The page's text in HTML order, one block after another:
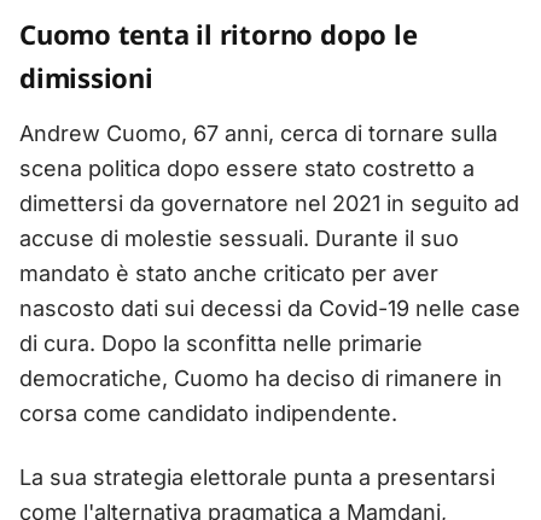
Cuomo tenta il ritorno dopo le
dimissioni
Andrew Cuomo, 67 anni, cerca di tornare sulla
scena politica dopo essere stato costretto a
dimettersi da governatore nel 2021 in seguito ad
accuse di molestie sessuali. Durante il suo
mandato è stato anche criticato per aver
nascosto dati sui decessi da Covid-19 nelle case
di cura. Dopo la sconfitta nelle primarie
democratiche, Cuomo ha deciso di rimanere in
corsa come candidato indipendente.
La sua strategia elettorale punta a presentarsi
come l'alternativa pragmatica a Mamdani,